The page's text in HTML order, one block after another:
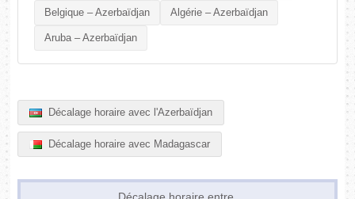
Belgique – Azerbaïdjan Algérie – Azerbaïdjan
Aruba – Azerbaïdjan
Décalage horaire avec l'Azerbaïdjan
Décalage horaire avec Madagascar